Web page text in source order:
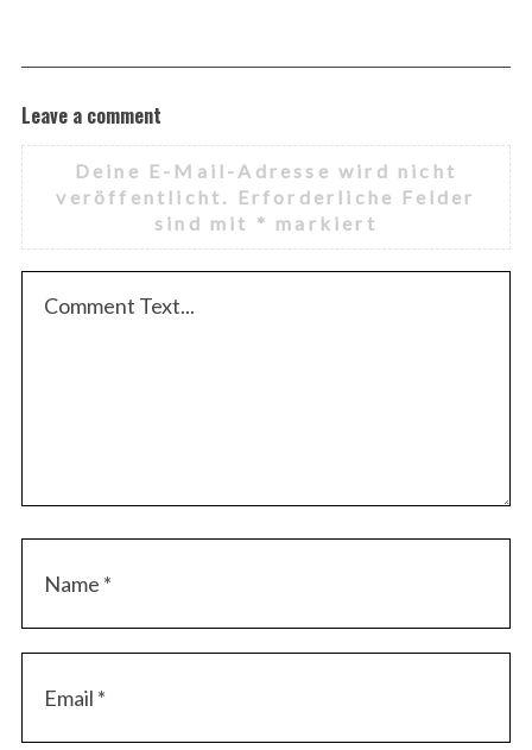
Leave a comment
Deine E-Mail-Adresse wird nicht
veröffentlicht.
Erforderliche Felder
sind mit * markiert